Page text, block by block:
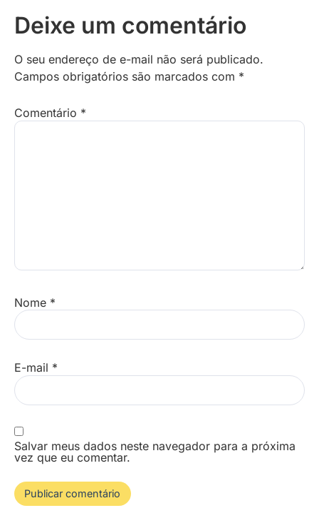
Deixe um comentário
O seu endereço de e-mail não será publicado.
Campos obrigatórios são marcados com *
Comentário *
Nome *
E-mail *
Salvar meus dados neste navegador para a próxima
vez que eu comentar.